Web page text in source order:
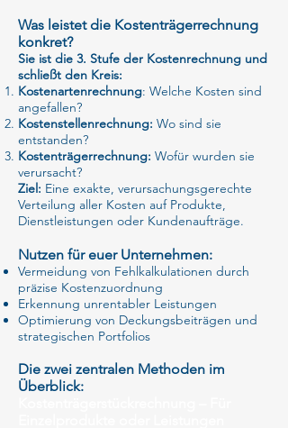
Was leistet die Kostenträgerrechnung
konkret?
Sie ist die 3. Stufe der Kostenrechnung und
schließt den Kreis:
Kostenartenrechnung: Welche Kosten sind
angefallen?
Kostenstellenrechnung: Wo sind sie
entstanden?
Kostenträgerrechnung: Wofür wurden sie
verursacht?
Ziel: Eine exakte, verursachungsgerechte
Verteilung aller Kosten auf Produkte,
Dienstleistungen oder Kundenaufträge.
Nutzen für euer Unternehmen:
Vermeidung von Fehlkalkulationen durch
präzise Kostenzuordnung
Erkennung unrentabler Leistungen
Optimierung von Deckungsbeiträgen und
strategischen Portfolios
Die zwei zentralen Methoden im
Überblick: